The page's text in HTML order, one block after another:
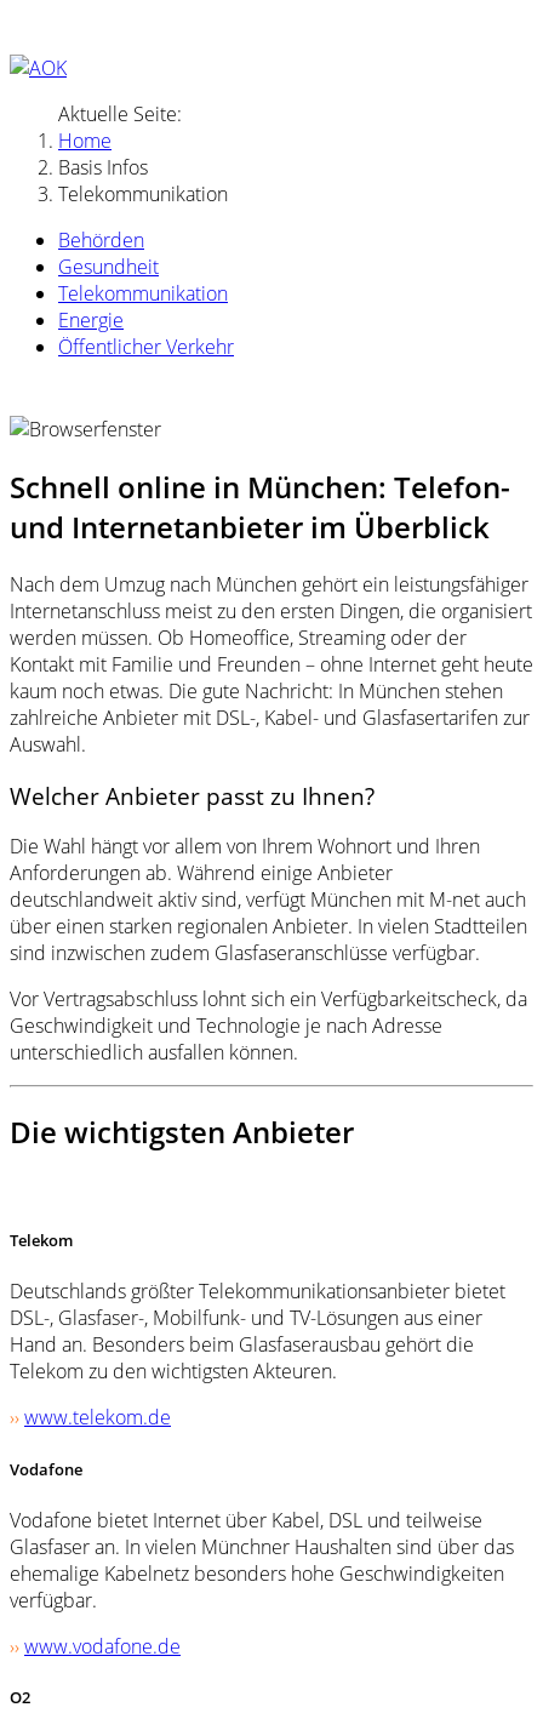
Aktuelle Seite:
Home
Basis Infos
Telekommunikation
Behörden
Gesundheit
Telekommunikation
Energie
Öffentlicher Verkehr
Schnell online in München: Telefon-
und Internetanbieter im Überblick
Nach dem Umzug nach München gehört ein leistungsfähiger
Internetanschluss meist zu den ersten Dingen, die organisiert
werden müssen. Ob Homeoffice, Streaming oder der
Kontakt mit Familie und Freunden – ohne Internet geht heute
kaum noch etwas. Die gute Nachricht: In München stehen
zahlreiche Anbieter mit DSL-, Kabel- und Glasfasertarifen zur
Auswahl.
Welcher Anbieter passt zu Ihnen?
Die Wahl hängt vor allem von Ihrem Wohnort und Ihren
Anforderungen ab. Während einige Anbieter
deutschlandweit aktiv sind, verfügt München mit M-net auch
über einen starken regionalen Anbieter. In vielen Stadtteilen
sind inzwischen zudem Glasfaseranschlüsse verfügbar.
Vor Vertragsabschluss lohnt sich ein Verfügbarkeitscheck, da
Geschwindigkeit und Technologie je nach Adresse
unterschiedlich ausfallen können.
Die wichtigsten Anbieter
Telekom
Deutschlands größter Telekommunikationsanbieter bietet
DSL-, Glasfaser-, Mobilfunk- und TV-Lösungen aus einer
Hand an. Besonders beim Glasfaserausbau gehört die
Telekom zu den wichtigsten Akteuren.
››www.telekom.de
Vodafone
Vodafone bietet Internet über Kabel, DSL und teilweise
Glasfaser an. In vielen Münchner Haushalten sind über das
ehemalige Kabelnetz besonders hohe Geschwindigkeiten
verfügbar.
››www.vodafone.de
O2